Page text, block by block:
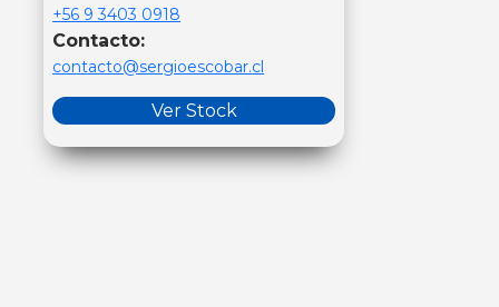
+56 9 3403 0918
Contacto:
contacto@sergioescobar.cl
Ver Stock